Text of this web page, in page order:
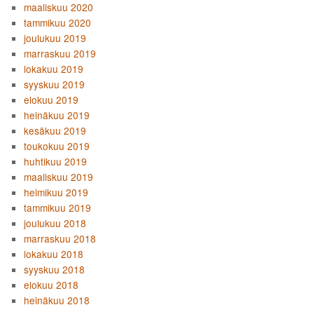
maaliskuu 2020
tammikuu 2020
joulukuu 2019
marraskuu 2019
lokakuu 2019
syyskuu 2019
elokuu 2019
heinäkuu 2019
kesäkuu 2019
toukokuu 2019
huhtikuu 2019
maaliskuu 2019
helmikuu 2019
tammikuu 2019
joulukuu 2018
marraskuu 2018
lokakuu 2018
syyskuu 2018
elokuu 2018
heinäkuu 2018